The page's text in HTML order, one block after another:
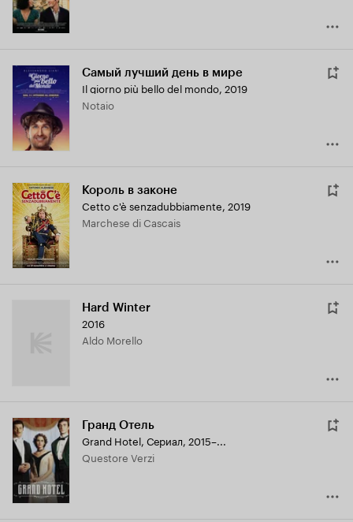
Самый лучший день в мире
Il giorno più bello del mondo, 2019
Notaio
Король в законе
Cetto c'è senzadubbiamente, 2019
Marchese di Cascais
Hard Winter
2016
Aldo Morello
Гранд Отель
Grand Hotel, Сериал, 2015–...
Questore Verzi